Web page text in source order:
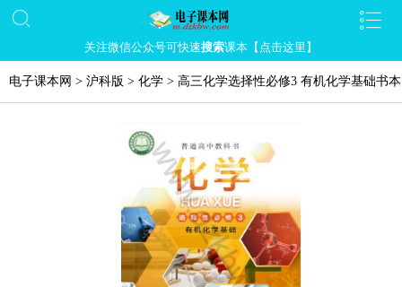
关注微信公众号可快速搜索课本【点击这里】
电子课本网 > 沪科版 > 化学 > 高三化学选择性必修3 有机化学基础书